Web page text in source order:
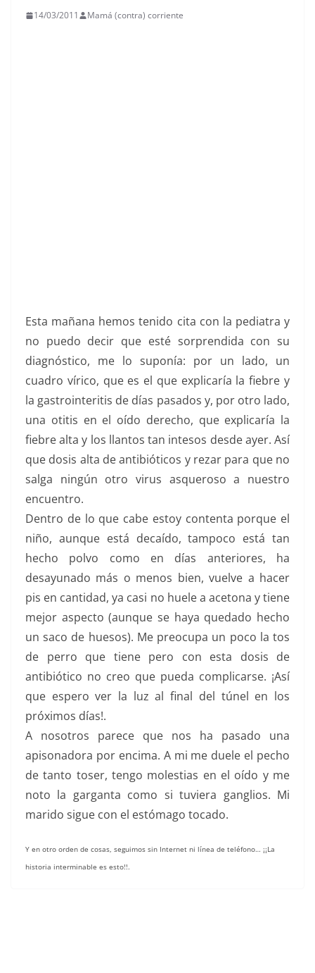
14/03/2011 Mamá (contra) corriente
Esta mañana hemos tenido cita con la pediatra y
no puedo decir que esté sorprendida con su
diagnóstico, me lo suponía: por un lado, un
cuadro vírico, que es el que explicaría la fiebre y
la gastrointeritis de días pasados y, por otro lado,
una otitis en el oído derecho, que explicaría la
fiebre alta y los llantos tan intesos desde ayer. Así
que dosis alta de antibióticos y rezar para que no
salga ningún otro virus asqueroso a nuestro
encuentro.
Dentro de lo que cabe estoy contenta porque el
niño, aunque está decaído, tampoco está tan
hecho polvo como en días anteriores, ha
desayunado más o menos bien, vuelve a hacer
pis en cantidad, ya casi no huele a acetona y tiene
mejor aspecto (aunque se haya quedado hecho
un saco de huesos). Me preocupa un poco la tos
de perro que tiene pero con esta dosis de
antibiótico no creo que pueda complicarse. ¡Así
que espero ver la luz al final del túnel en los
próximos días!.
A nosotros parece que nos ha pasado una
apisonadora por encima. A mi me duele el pecho
de tanto toser, tengo molestias en el oído y me
noto la garganta como si tuviera ganglios. Mi
marido sigue con el estómago tocado.
Y en otro orden de cosas, seguimos sin Internet ni línea de teléfono… ¡¡La
historia interminable es esto!!.